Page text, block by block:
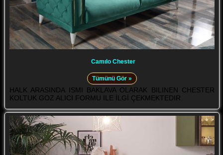
Camılo Chester
Tümünü Gör »
HALK ARASINDA ISMI BAKLAVA OLARAK BILINEN CHESTER
KOLTUK GOZ ALICI FORMU ILE İLGİ ÇEKMEKTEDIR